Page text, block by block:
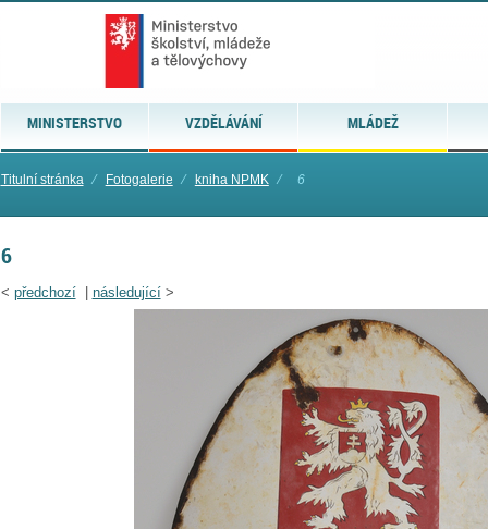
MINISTERSTVO VZDĚLÁVÁNÍ MLÁDEŽ
Titulní stránka ⁄ Fotogalerie ⁄ kniha NPMK ⁄ 6
6
< předchozí| následující>